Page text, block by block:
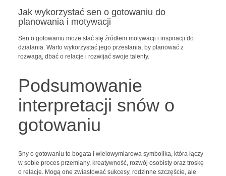
Jak wykorzystać sen o gotowaniu do
planowania i motywacji
Sen o gotowaniu może stać się źródłem motywacji i inspiracji do
działania. Warto wykorzystać jego przesłania, by planować z
rozwagą, dbać o relacje i rozwijać swoje talenty.
Podsumowanie
interpretacji snów o
gotowaniu
Sny o gotowaniu to bogata i wielowymiarowa symbolika, która łączy
w sobie proces przemiany, kreatywność, rozwój osobisty oraz troskę
o relacje. Mogą one zwiastować sukcesy, rodzinne szczęście, ale